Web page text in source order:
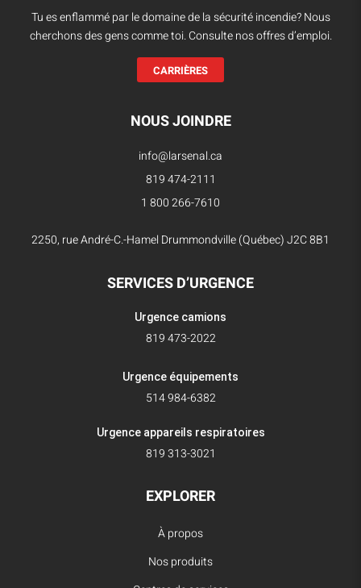
Tu es enflammé par le domaine de la sécurité incendie? Nous
cherchons des gens comme toi. Consulte nos offres d’emploi.
CARRIÈRES
NOUS JOINDRE
info@larsenal.ca
819 474-2111
1 800 266-7610
2250, rue André-C.-Hamel Drummondville (Québec) J2C 8B1
SERVICES D’URGENCE
Urgence camions
819 473-2022
Urgence équipements
514 984-6382
Urgence appareils respiratoires
819 313-3021
EXPLORER
À propos
Nos produits